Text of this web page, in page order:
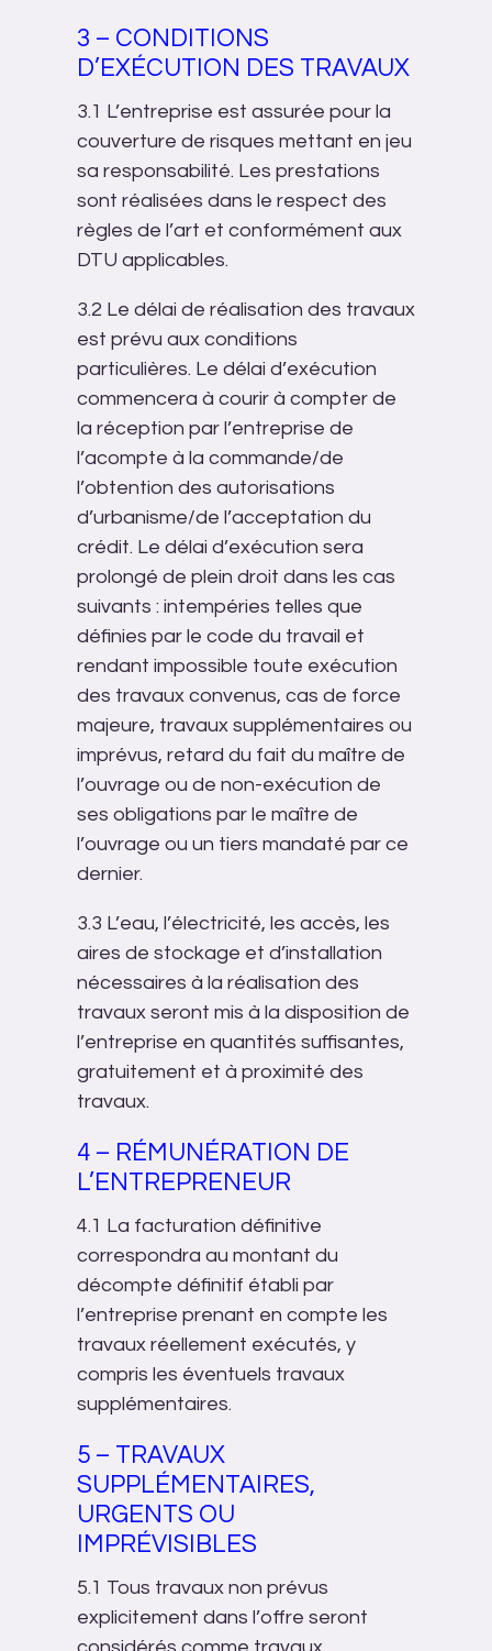
3 – CONDITIONS
D’EXÉCUTION DES TRAVAUX
3.1 L’entreprise est assurée pour la
couverture de risques mettant en jeu
sa responsabilité. Les prestations
sont réalisées dans le respect des
règles de l’art et conformément aux
DTU applicables.
3.2 Le délai de réalisation des travaux
est prévu aux conditions
particulières. Le délai d’exécution
commencera à courir à compter de
la réception par l’entreprise de
l’acompte à la commande/de
l’obtention des autorisations
d’urbanisme/de l’acceptation du
crédit. Le délai d’exécution sera
prolongé de plein droit dans les cas
suivants : intempéries telles que
définies par le code du travail et
rendant impossible toute exécution
des travaux convenus, cas de force
majeure, travaux supplémentaires ou
imprévus, retard du fait du maître de
l’ouvrage ou de non-exécution de
ses obligations par le maître de
l’ouvrage ou un tiers mandaté par ce
dernier.
3.3 L’eau, l’électricité, les accès, les
aires de stockage et d’installation
nécessaires à la réalisation des
travaux seront mis à la disposition de
l’entreprise en quantités suffisantes,
gratuitement et à proximité des
travaux.
4 – RÉMUNÉRATION DE
L’ENTREPRENEUR
4.1 La facturation définitive
correspondra au montant du
décompte définitif établi par
l’entreprise prenant en compte les
travaux réellement exécutés, y
compris les éventuels travaux
supplémentaires.
5 – TRAVAUX
SUPPLÉMENTAIRES,
URGENTS OU
IMPRÉVISIBLES
5.1 Tous travaux non prévus
explicitement dans l’offre seront